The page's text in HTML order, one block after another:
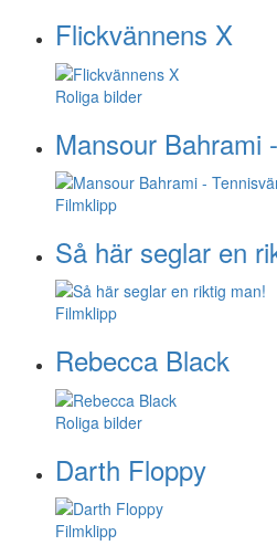
Flickvännens X
Roliga bilder
Mansour Bahrami
Filmklipp
Så här seglar en
Filmklipp
Rebecca Black
Roliga bilder
Darth Floppy
Filmklipp